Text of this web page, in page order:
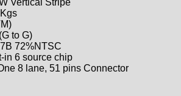
Vertical Stripe
to G)
72%NTSC
in 6 source chip
8 lane, 51 pins Connector